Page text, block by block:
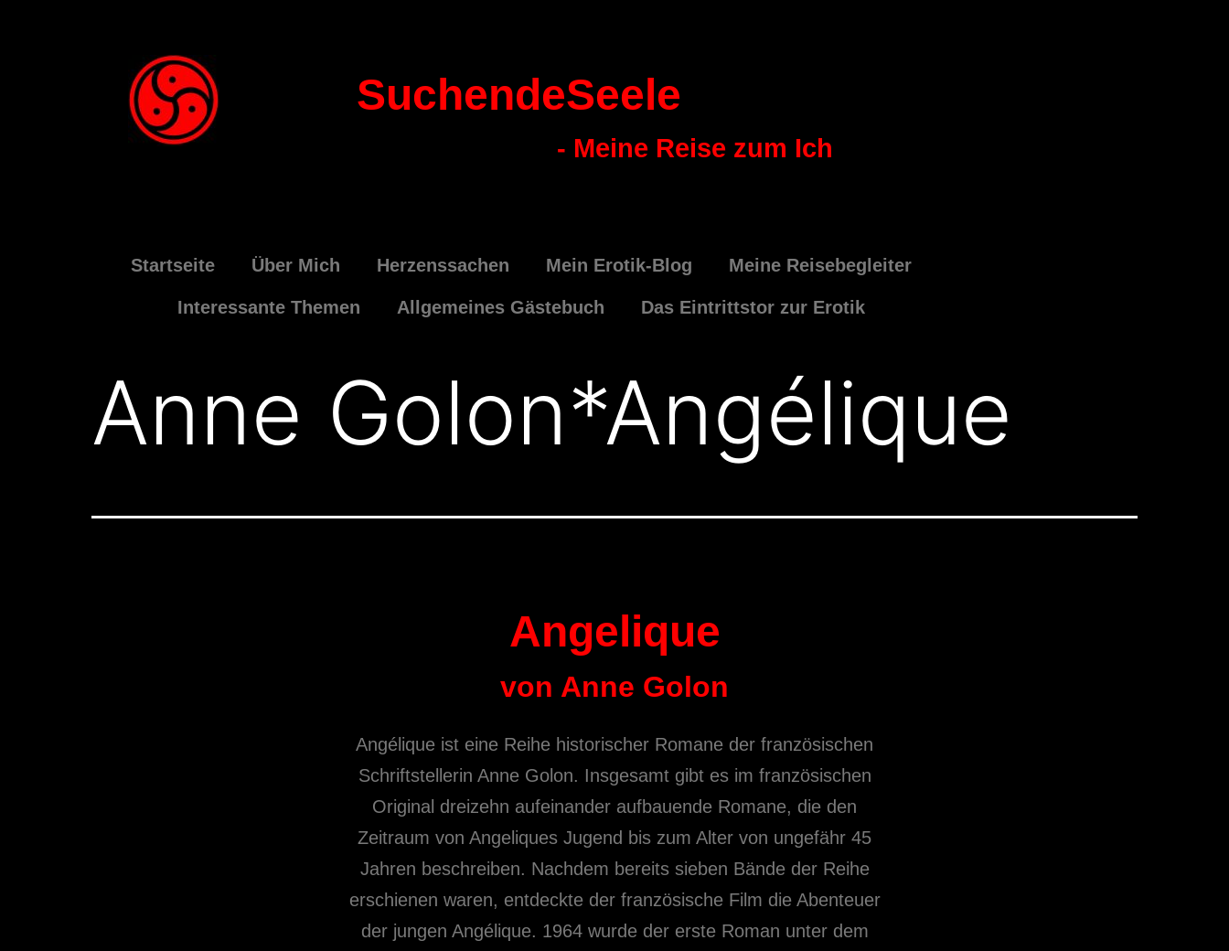
SuchendeSeele
- Meine Reise zum Ich
Startseite Über Mich Herzenssachen Mein Erotik-Blog Meine Reisebegleiter
Interessante Themen Allgemeines Gästebuch Das Eintrittstor zur Erotik
Anne Golon*Angélique
Angelique
von Anne Golon
Angélique ist eine Reihe historischer Romane der französischen
Schriftstellerin Anne Golon. Insgesamt gibt es im französischen
Original dreizehn aufeinander aufbauende Romane, die den
Zeitraum von Angeliques Jugend bis zum Alter von ungefähr 45
Jahren beschreiben. Nachdem bereits sieben Bände der Reihe
erschienen waren, entdeckte der französische Film die Abenteuer
der jungen Angélique. 1964 wurde der erste Roman unter dem